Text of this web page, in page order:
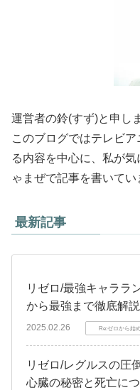
運営者の鈴(すず)と申し
このブログではテレビ
る内容を中心に、私が
ゃまぜで記事を書いてい
最新記事
リゼロ/最強キャララ
から最強まで徹底解説
2025.02.26 Re:ゼロから始
リゼロ/レグルスの圧
心臓の秘密と死亡に